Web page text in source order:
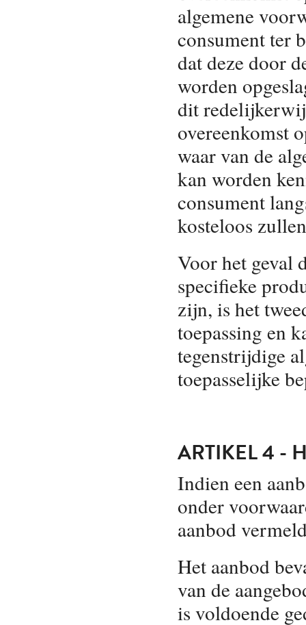
algemene
consument ter
dat deze door
worden
dit
overeenkomst
waar van de
kan worden
consument
kosteloos
Voor het geval
specifieke
zijn, is het
toepassing en
tegenstrijdige
toepasselijke
ARTIKEL 4 -
Indien een
onder
aanbod
Het aanbod
van de
is voldoende